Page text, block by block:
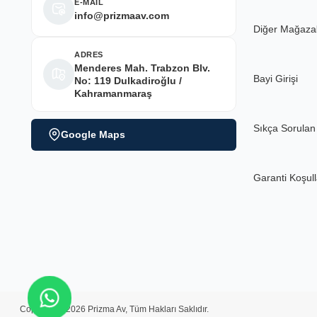
E-MAİL
info@prizmaav.com
ADRES
Menderes Mah. Trabzon Blv.
No: 119 Dulkadiroğlu /
Kahramanmaraş
Google Maps
Diğer
Bayi Girişi
Sıkça
Garanti
Copyright ©2026 Prizma Av, Tüm Hakları Saklıdır.